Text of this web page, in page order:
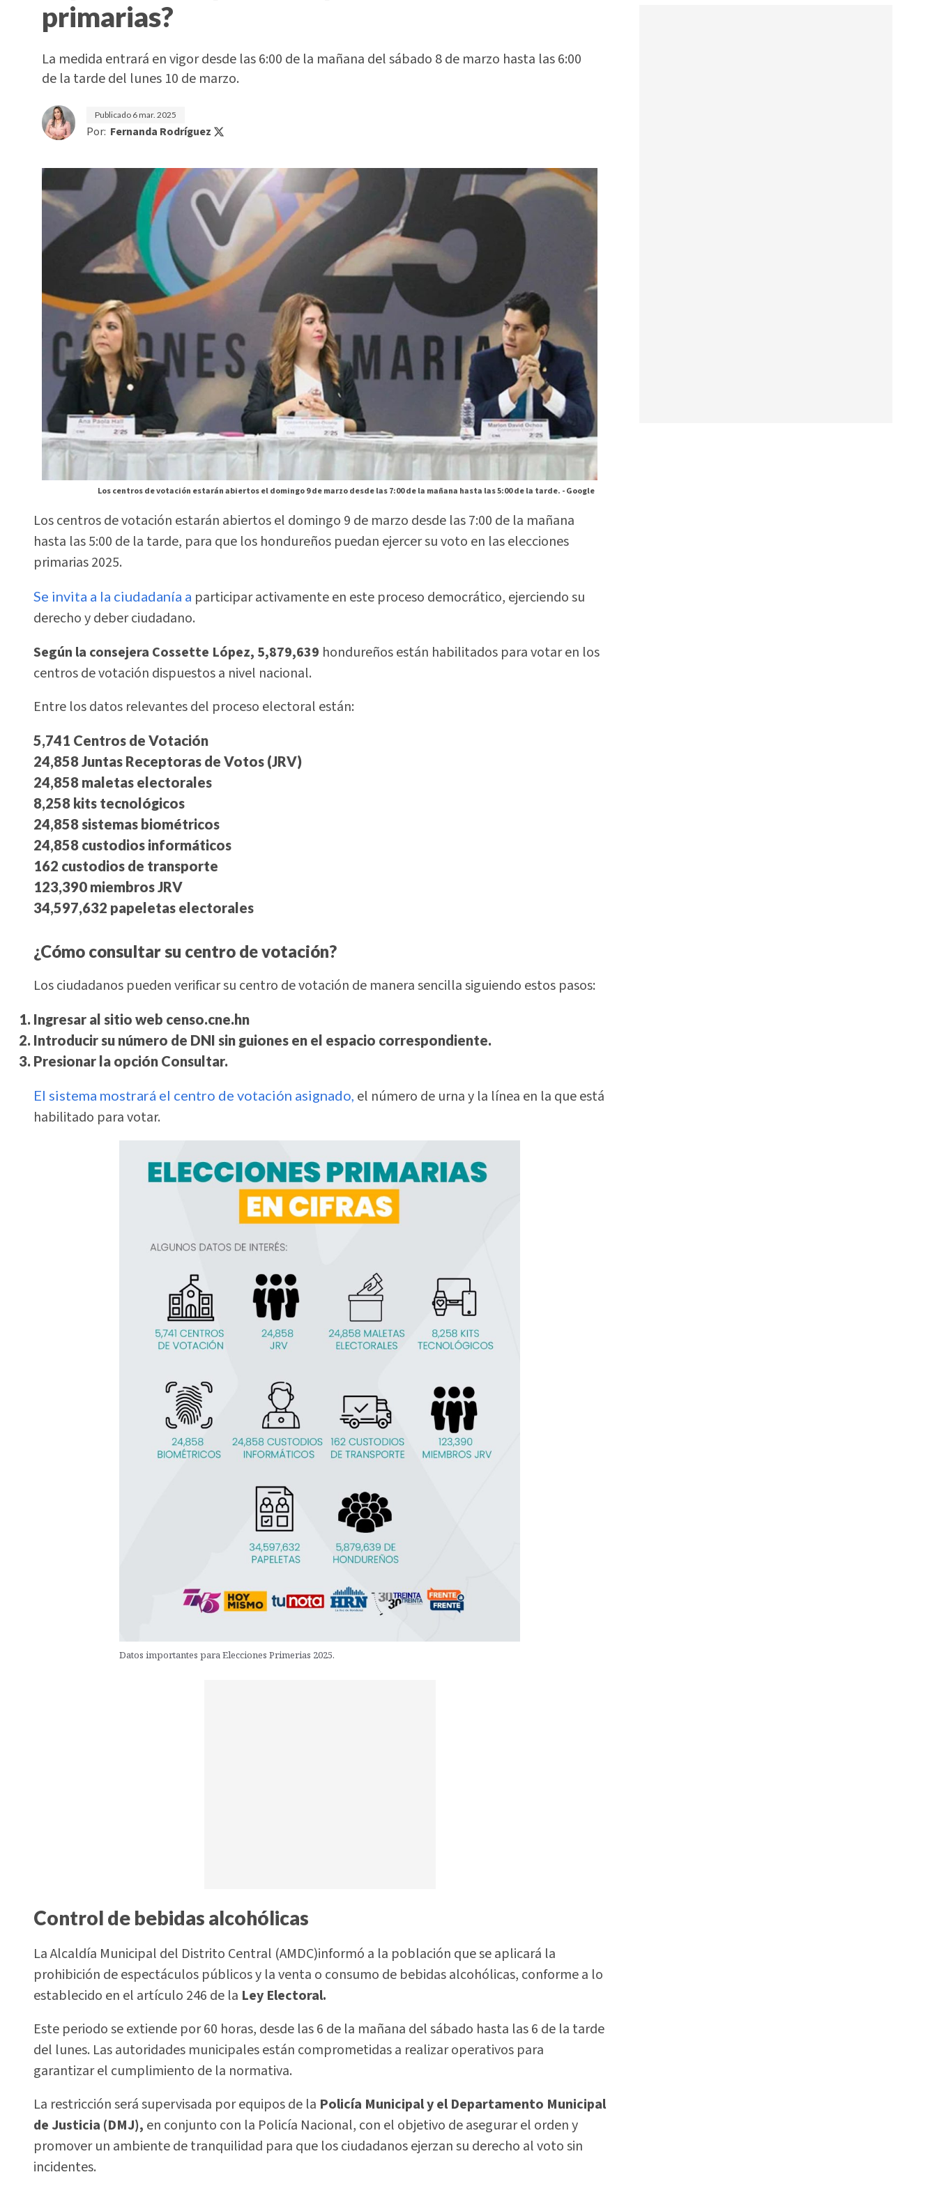
primarias?
La medida entrará en vigor desde las 6:00 de la mañana del sábado 8 de marzo hasta las 6:00
de la tarde del lunes 10 de marzo.
Publicado 6 mar. 2025
Por: Fernanda Rodríguez
Los centros de votación estarán abiertos el domingo 9 de marzo desde las 7:00 de la mañana hasta las 5:00 de la tarde. -Google
Los centros de votación estarán abiertos el domingo 9 de marzo desde las 7:00 de la mañana
hasta las 5:00 de la tarde, para que los hondureños puedan ejercer su voto en las elecciones
primarias 2025.
Se invita a la ciudadanía a participar activamente en este proceso democrático, ejerciendo su
derecho y deber ciudadano.
Según la consejera Cossette López, 5,879,639 hondureños están habilitados para votar en los
centros de votación dispuestos a nivel nacional.
Entre los datos relevantes del proceso electoral están:
5,741 Centros de Votación
24,858Juntas Receptoras de Votos (JRV)
24,858 maletas electorales
8,258 kits tecnológicos
24,858sistemas biométricos
24,858 custodios informáticos
162 custodios de transporte
123,390 miembros JRV
34,597,632 papeletas electorales
¿Cómo consultar su centro de votación?
Los ciudadanos pueden verificar su centro de votación de manera sencilla siguiendo estos pasos:
Ingresar al sitio web censo.cne.hn
Introducir su número de DNI sin guiones en el espacio correspondiente.
Presionar la opción Consultar.
El sistema mostrará el centro de votación asignado, el número de urna y la línea en la que está
habilitado para votar.
Datos importantes para Elecciones Primerias 2025.
Control de bebidas alcohólicas
La Alcaldía Municipal del Distrito Central (AMDC)informó a la población que se aplicará la
prohibición de espectáculos públicos y la venta o consumo de bebidas alcohólicas, conforme a lo
establecido en el artículo 246 de la Ley Electoral.
Este periodo se extiende por 60 horas, desde las 6 de la mañana del sábado hasta las 6 de la tarde
del lunes. Las autoridades municipales están comprometidas a realizar operativos para
garantizar el cumplimiento de la normativa.
La restricción será supervisada por equipos de la Policía Municipal y el Departamento Municipal
de Justicia (DMJ), en conjunto con la Policía Nacional, con el objetivo de asegurar el orden y
promover un ambiente de tranquilidad para que los ciudadanos ejerzan su derecho al voto sin
incidentes.